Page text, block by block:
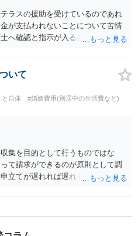
ラスの援助を受けているのであれ
が支払われないことについて苦情
へ確認と指示が入ると思います。
いて
と自体 #婚姻費用(別居中の生活費など)
集を目的として行うものではな
て請求ができるのが原則として調
立てが遅れれば遅れるほど、遡れ
まらなかった場合に審判で裁判所